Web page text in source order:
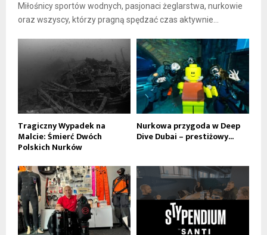
Miłośnicy sportów wodnych, pasjonaci żeglarstwa, nurkowie
oraz wszyscy, którzy pragną spędzać czas aktywnie...
Tragiczny Wypadek na
Malcie: Śmierć Dwóch
Polskich Nurków
Nurkowa przygoda w Deep
Dive Dubai – prestiżowy...